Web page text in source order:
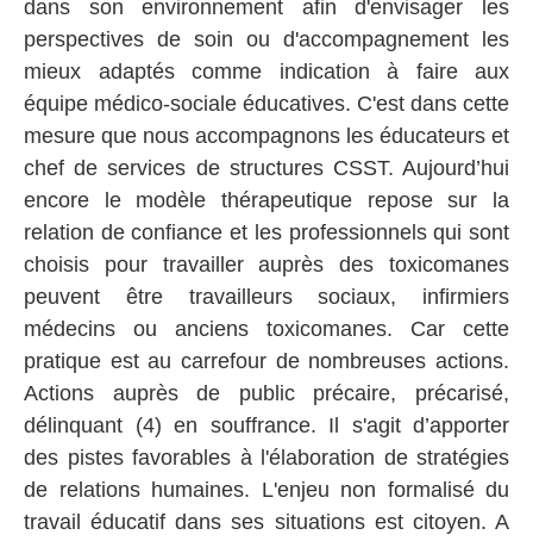
dans son environnement afin d'envisager les
perspectives de soin ou d'accompagnement les
mieux adaptés comme indication à faire aux
équipe médico-sociale éducatives. C'est dans cette
mesure que nous accompagnons les éducateurs et
chef de services de structures CSST. Aujourd’hui
encore le modèle thérapeutique repose sur la
relation de confiance et les professionnels qui sont
choisis pour travailler auprès des toxicomanes
peuvent être travailleurs sociaux, infirmiers
médecins ou anciens toxicomanes. Car cette
pratique est au carrefour de nombreuses actions.
Actions auprès de public précaire, précarisé,
délinquant (4) en souffrance. Il s'agit d’apporter
des pistes favorables à l'élaboration de stratégies
de relations humaines. L'enjeu non formalisé du
travail éducatif dans ses situations est citoyen. A